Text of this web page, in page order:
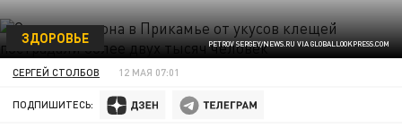
PETROV SERGEY/NEWS.RU VIA GLOBALLOOKPRESS.COM
ЗДОРОВЬЕ
СЕРГЕЙ СТОЛБОВ 12 МАЯ 07:01
ПОДПИШИТЕСЬ: